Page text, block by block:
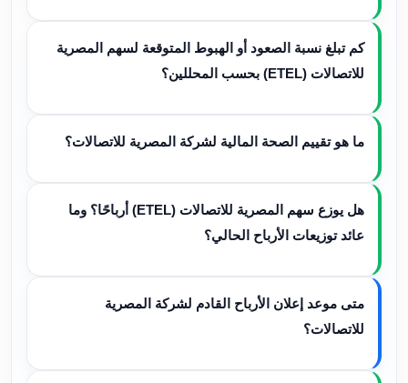
كم تبلغ نسبة الصعود أو الهبوط المتوقعة لسهم المصرية
للاتصالات (ETEL) بحسب المحللين؟
ما هو تقييم الصحة المالية لشركة المصرية للاتصالات؟
هل يوزع سهم المصرية للاتصالات (ETEL) أرباحًا؟ وما
عائد توزيعات الأرباح الحالي؟
متى موعد إعلان الأرباح القادم لشركة المصرية
للاتصالات؟